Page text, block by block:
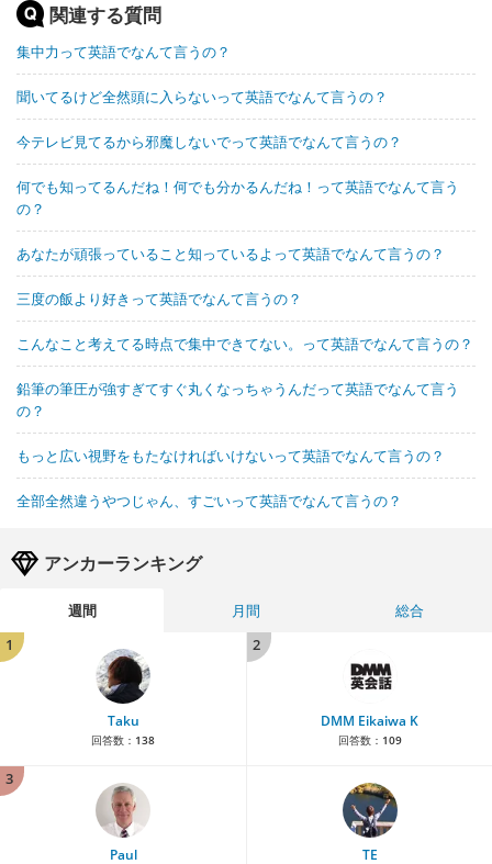
関連する質問
集中力って英語でなんて言うの？
聞いてるけど全然頭に入らないって英語でなんて言うの？
今テレビ見てるから邪魔しないでって英語でなんて言うの？
何でも知ってるんだね！何でも分かるんだね！って英語でなんて言う
の？
あなたが頑張っていること知っているよって英語でなんて言うの？
三度の飯より好きって英語でなんて言うの？
こんなこと考えてる時点で集中できてない。って英語でなんて言うの？
鉛筆の筆圧が強すぎてすぐ丸くなっちゃうんだって英語でなんて言う
の？
もっと広い視野をもたなければいけないって英語でなんて言うの？
全部全然違うやつじゃん、すごいって英語でなんて言うの？
アンカーランキング
週間 月間
総合
1
Taku
回答数： 138
2
DMM Eikaiwa K
回答数： 109
3
Paul TE